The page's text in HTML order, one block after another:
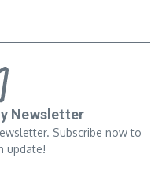
Newsletter
Subscribe now to
update!